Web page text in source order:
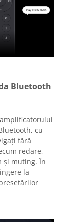
Bluetooth
cu
fără
redare,
și muting. În
la